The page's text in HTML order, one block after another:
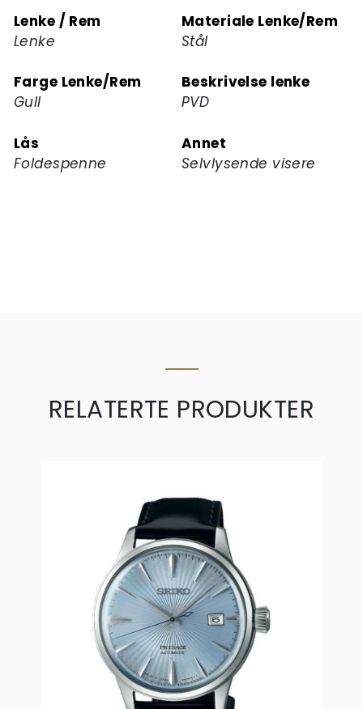
Lenke / Rem
Lenke
Materiale Lenke/Rem
Stål
Farge Lenke/Rem
Gull
Beskrivelse lenke
PVD
Lås
Foldespenne
Annet
Selvlysende visere
RELATERTE PRODUKTER